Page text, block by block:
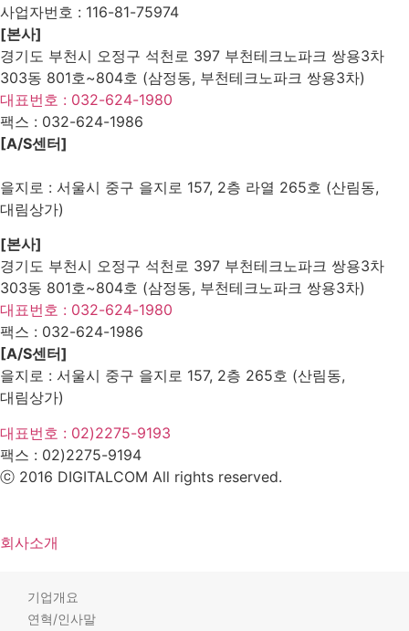
사업자번호 : 116-81-75974
[본사]
경기도 부천시 오정구 석천로 397 부천테크노파크 쌍용3차
303동 801호~804호 (삼정동, 부천테크노파크 쌍용3차)
대표번호 : 032-624-1980
팩스 : 032-624-1986
[A/S센터]
을지로 : 서울시 중구 을지로 157, 2층 라열 265호 (산림동,
대림상가)
[본사]
경기도 부천시 오정구 석천로 397 부천테크노파크 쌍용3차
303동 801호~804호 (삼정동, 부천테크노파크 쌍용3차)
대표번호 : 032-624-1980
팩스 : 032-624-1986
[A/S센터]
을지로 : 서울시 중구 을지로 157, 2층 265호 (산림동,
대림상가)
대표번호 : 02)2275-9193
팩스 : 02)2275-9194​
ⓒ 2016 DIGITALCOM All rights reserved.
회사소개
기업개요
연혁/인사말